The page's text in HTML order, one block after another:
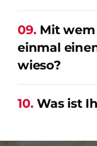
09. Mit
einmal
wieso?
10. Was ist